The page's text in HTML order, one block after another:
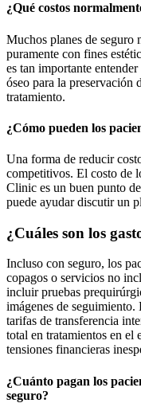
¿Qué costos
Muchos planes de seguro
puramente con fines
es tan importante
óseo para la preservación
tratamiento.
¿Cómo pueden los
Una forma de reducir
competitivos. El costo de
Clinic es un buen punto
puede ayudar discutir un
¿Cuáles son los
Incluso con seguro, los
copagos o servicios no
incluir pruebas
imágenes de seguimiento.
tarifas de transferencia
total en tratamientos en el
tensiones financieras
¿Cuánto pagan los
seguro?